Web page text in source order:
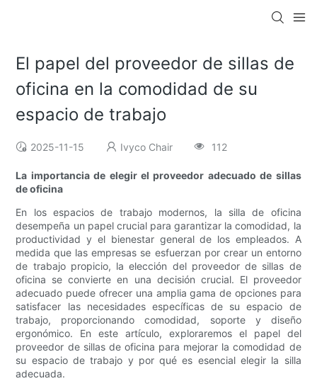
El papel del proveedor de sillas de
oficina en la comodidad de su
espacio de trabajo
2025-11-15 Ivyco Chair 112
La importancia de elegir el proveedor adecuado de sillas
de oficina
En los espacios de trabajo modernos, la silla de oficina
desempeña un papel crucial para garantizar la comodidad, la
productividad y el bienestar general de los empleados. A
medida que las empresas se esfuerzan por crear un entorno
de trabajo propicio, la elección del proveedor de sillas de
oficina se convierte en una decisión crucial. El proveedor
adecuado puede ofrecer una amplia gama de opciones para
satisfacer las necesidades específicas de su espacio de
trabajo, proporcionando comodidad, soporte y diseño
ergonómico. En este artículo, exploraremos el papel del
proveedor de sillas de oficina para mejorar la comodidad de
su espacio de trabajo y por qué es esencial elegir la silla
adecuada.